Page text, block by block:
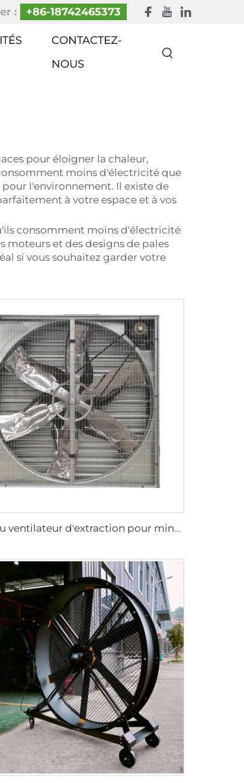
: +86-18742465373
CONTACTEZ-
NOUS
pour éloigner la chaleur,
moins d'électricité que
l'environnement. Il existe de
à votre espace et à vos
consomment moins d'électricité
et des designs de pales
si vous souhaitez garder votre
Prix du ventilateur d'extraction pour mines, serres, élevage de poulets, fermes avicoles, maisons, usines industrielles